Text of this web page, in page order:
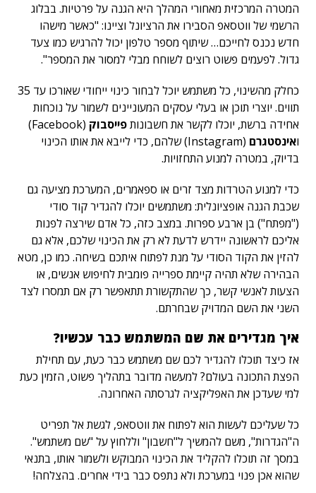
המטרה המרכזית מאחורי המהלך היא הגנה על פרטיות. בבלוג
הרשמי של ווטסאפ הסבירו את הרציונל וציינו: "כאשר מישהו
חדש נכנס לחייכם… שיתוף מספר טלפון יכול להרגיש כמו צעד
גדול. לפעמים פשוט רוצים לשוחח מבלי למסור את המספר".
כחלק מהשינוי,
כל משתמש יוכל לבחור כינוי ייחודי שאורכו עד 35
תווים. יוצרי תוכן או בעלי עסקים המעוניינים לשמור על נוכחות
אחידה ברשת, יוכלו לקשר את חשבונותפייסבוק
(Facebook)
ואינסטגרם
(Instagram) שלהם, כדי לייבא את אותו הכינוי
בדיוק, במטרה למנוע התחזויות.
כדי למנוע הטרדות מצד זרים או ספאמרים, המערכת מציעה גם
שכבת הגנה אופציונלית: משתמשים יוכלו להגדיר קוד סודי
("מפתח") בן ארבע ספרות. במצב כזה, כל אדם שירצה לפנות
אליכם לראשונה יידרש לדעת לא רק את הכינוי שלכם, אלא גם
להזין את הקוד הסודי על מנת לפתוח איתכם בשיחה. כמו כן, מטא
הבהירה שלא תהיה קיימת ספרייה פומבית לחיפוש אנשים, או
הצעות לאנשי קשר, כך שהתקשורת תתאפשר רק אם תמסרו לצד
השני את השם המדויק שבחרתם.
איך מגדירים את שם המשתמש כבר עכשיו?
אז כיצד תוכלו להגדיר לכם שם משתמש כבר כעת, עם תחילת
הפצת התכונה בעולם? למעשה מדובר בתהליך פשוט, הזמין כעת
למי שעדכן את האפליקציה לגרסתה האחרונה.
כל שעליכם לעשות הוא לפתוח את ווטסאפ, לגשת אל תפריט
ה"הגדרות", משם להמשיך ל"חשבון" וללחוץ על "שם משתמש".
במסך זה תוכלו להקליד את הכינוי המבוקש ולשמור אותו, בתנאי
שהוא אכן פנוי במערכת ולא נתפס כבר בידי אחרים. בהצלחה!